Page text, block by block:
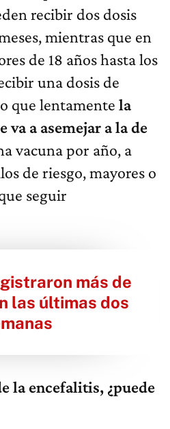
recibir dos dosis
mientras que en
de 18 años hasta los
una dosis de
que lentamente la
va a asemejar a la de
vacuna por año, a
de riesgo, mayores o
seguir
más de
las últimas dos
la encefalitis, ¿puede